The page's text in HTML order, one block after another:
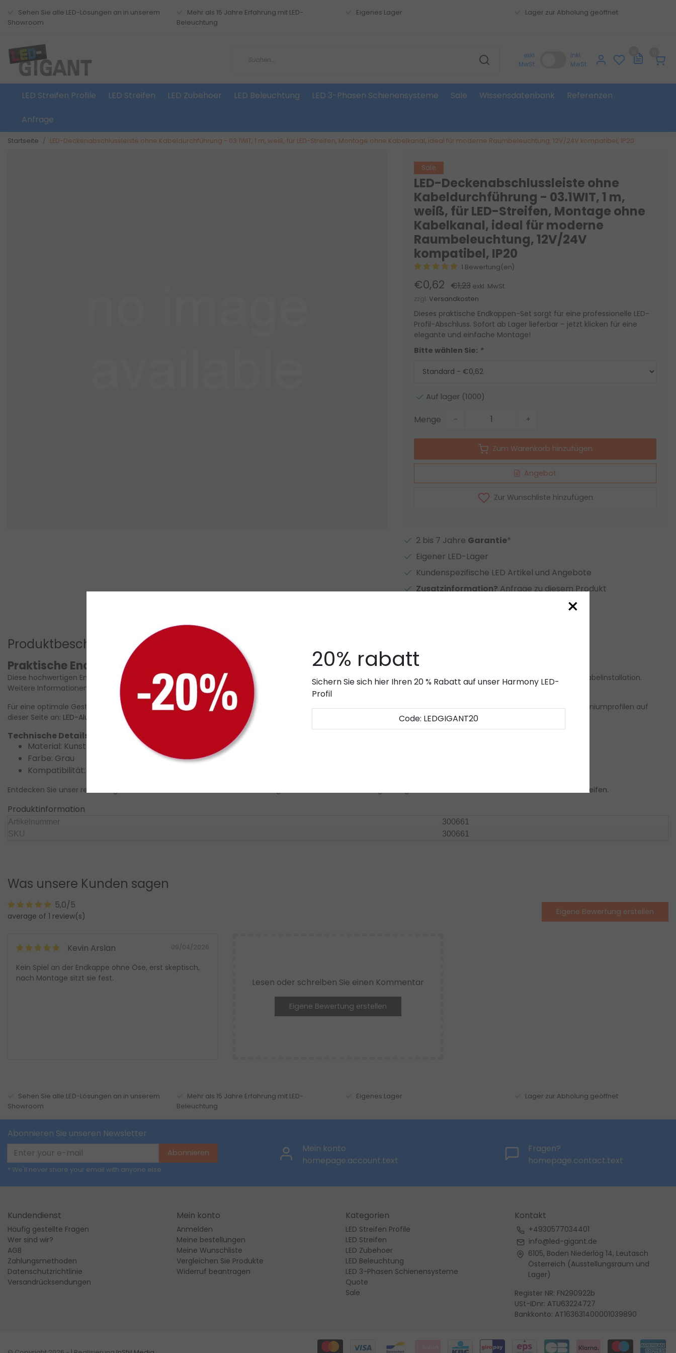
Sehen Sie alle LED-Lösungen an in unserem
Showroom
Mehr als 15 Jahre Erfahrung mit LED-
Beleuchtung
Eigenes Lager Lager zur Abholung geöffnet
exkl.
MwSt.
Inkl.
MwSt.
LED Streifen Profile LED Streifen LED Zubehoer LED Beleuchtung LED 3-Phasen Schienensysteme Sale Wissensdatenbank Referenzen
Anfrage
Startseite LED-Deckenabschlussleiste ohne Kabeldurchführung - 03.1WIT, 1 m, weiß, für LED-Streifen, Montage ohne Kabelkanal, ideal für moderne Raumbeleuchtung, 12V/24V kompatibel, IP20
Sale
LED-Deckenabschlussleiste ohne
Kabeldurchführung - 03.1WIT, 1 m,
weiß, für LED-Streifen, Montage ohne
Kabelkanal, ideal für moderne
Raumbeleuchtung, 12V/24V
kompatibel, IP20
1 Bewertung(en)
€0,62 €1,23 exkl. MwSt.
zzgl. Versandkosten
Dieses praktische Endkappen-Set sorgt für eine professionelle LED-
Profil-Abschluss. Sofort ab Lager lieferbar – jetzt klicken für eine
elegante und einfache Montage!
Bitte wählen Sie: *
Auf lager (1000)
Menge - +
Zum Warenkorb hinzufügen
Angebot
Zur Wunschliste hinzufügen
2 bis 7 Jahre Garantie*
Eigener LED-Lager
Kundenspezifische LED Artikel und Angebote
Zusatzinformation? Anfrage zu diesem Produkt
Produktbeschreibung
Praktische Endkappe für LED Streifen Profil Typ 03.1WIT
Diese hochwertigen Endkappen sind perfekt kompatibel mit dem LED-Streifenprofil Typ 03.1 WEISS. Dies gewährleistet eine sichere und professionelle Lösung für die Kabelinstallation.
Weitere Informationen zu verschiedenen LED-Profilen finden Sie hier:
LED-Profil
Für eine optimale Gestaltung der LED-Beleuchtung sorgt die ideale Lösung in Kombination mit LED-Aluminiumprofilen. Schauen Sie sich unser Sortiment an LED-Aluminiumprofilen auf
dieser Seite an: LED-Aluminiumprofile
Technische Details
Material: Kunststoff / PVC
Farbe: Grau
Kompatibilität:
Entdecken Sie unser reichhaltiges Sortiment an LED-Streifen für eine vielseitige und moderne Beleuchtungslösung. Sehen Sie sich hier unsere LED-Streifen an: LED-Streifen.
Produktinformation
Artikelnummer
300661
SKU
300661
Was unsere Kunden sagen
5,0/5
average of 1 review(s) Eigene Bewertung erstellen
Kevin Arslan 09/04/2026
Kein Spiel an der Endkappe ohne Öse, erst skeptisch,
nach Montage sitzt sie fest.
Lesen oder schreiben Sie einen Kommentar
Eigene Bewertung erstellen
Sehen Sie alle LED-Lösungen an in unserem
Showroom
Mehr als 15 Jahre Erfahrung mit LED-
Beleuchtung
Eigenes Lager Lager zur Abholung geöffnet
Abonnieren Sie unseren Newsletter
Abonnieren
* We'll never share your email with anyone else.
Mein konto
homepage.account.text
Fragen?
homepage.contact.text
Kundendienst
Häufig gestellte Fragen
Wer sind wir?
AGB
Zahlungsmethoden
Datenschutzrichtlinie
Versandrücksendungen
Mein konto
Anmelden
Meine bestellungen
Meine Wunschliste
Vergleichen Sie Produkte
Widerruf beantragen
Kategorien
LED Streifen Profile
LED Streifen
LED Zubehoer
LED Beleuchtung
LED 3-Phasen Schienensysteme
Quote
Sale
Kontakt
+4930577034401
info@led-gigant.de
6105, Boden Niederlög 14, Leutasch
Österreich (Ausstellungsraum und
Lager)
Register NR: FN290922b
USt-IDnr: ATU63224727
Bankkonto: AT163631400001039890
×
20% rabatt
Sichern Sie sich hier Ihren 20 % Rabatt auf unser Harmony LED-
Profil
Code: LEDGIGANT20